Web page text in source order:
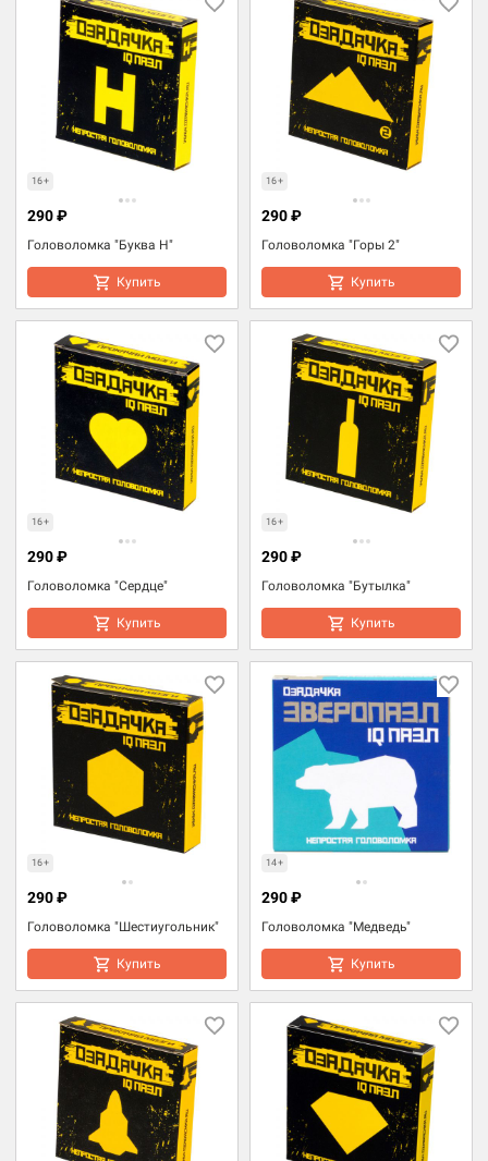
16+
Головоломка "Буква Н"
290 ₽
Купить
16+
Головоломка "Горы 2"
290 ₽
Купить
16+
Головоломка "Сердце"
290 ₽
Купить
16+
Головоломка "Бутылка"
290 ₽
Купить
16+
Головоломка "Шестиугольник"
290 ₽
Купить
14+
Головоломка "Медведь"
290 ₽
Купить